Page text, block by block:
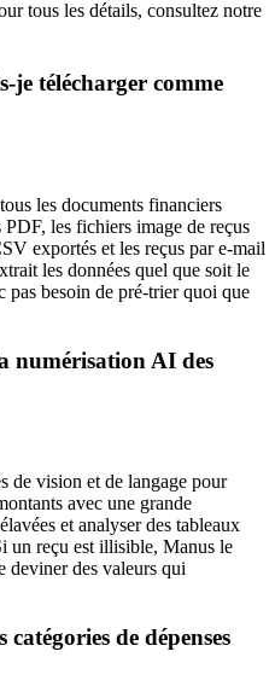
tous les détails, consultez notre
je télécharger comme
les documents financiers
les fichiers image de reçus
exportés et les reçus par e-mail
les données quel que soit le
besoin de pré-trier quoi que
numérisation AI des
de vision et de langage pour
avec une grande
et analyser des tableaux
un reçu est illisible, Manus le
deviner des valeurs qui
de dépenses